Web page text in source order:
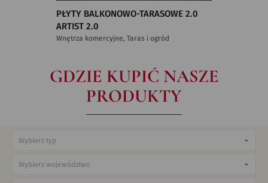
PŁYTY BALKONOWO-TARASOWE 2.0
ARTIST 2.0
Wnętrza komercyjne, Taras i ogród
GDZIE KUPIĆ NASZE
PRODUKTY